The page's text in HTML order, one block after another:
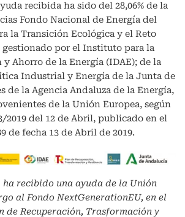
recibida ha sido del 28,06% de la
Fondo Nacional de Energía del
la Transición Ecológica y el Reto
gestionado por el Instituto para la
Ahorro de la Energía (IDAE); de la
Industrial y Energía de la Junta de
de la Agencia Andaluza de la Energía,
de la Unión Europea, según
2019 del 12 de Abril, publicado en el
de fecha 13 de Abril de 2019.
ha recibido una ayuda de la Unión
al Fondo NextGenerationEU, en el
de Recuperación, Trasformación y